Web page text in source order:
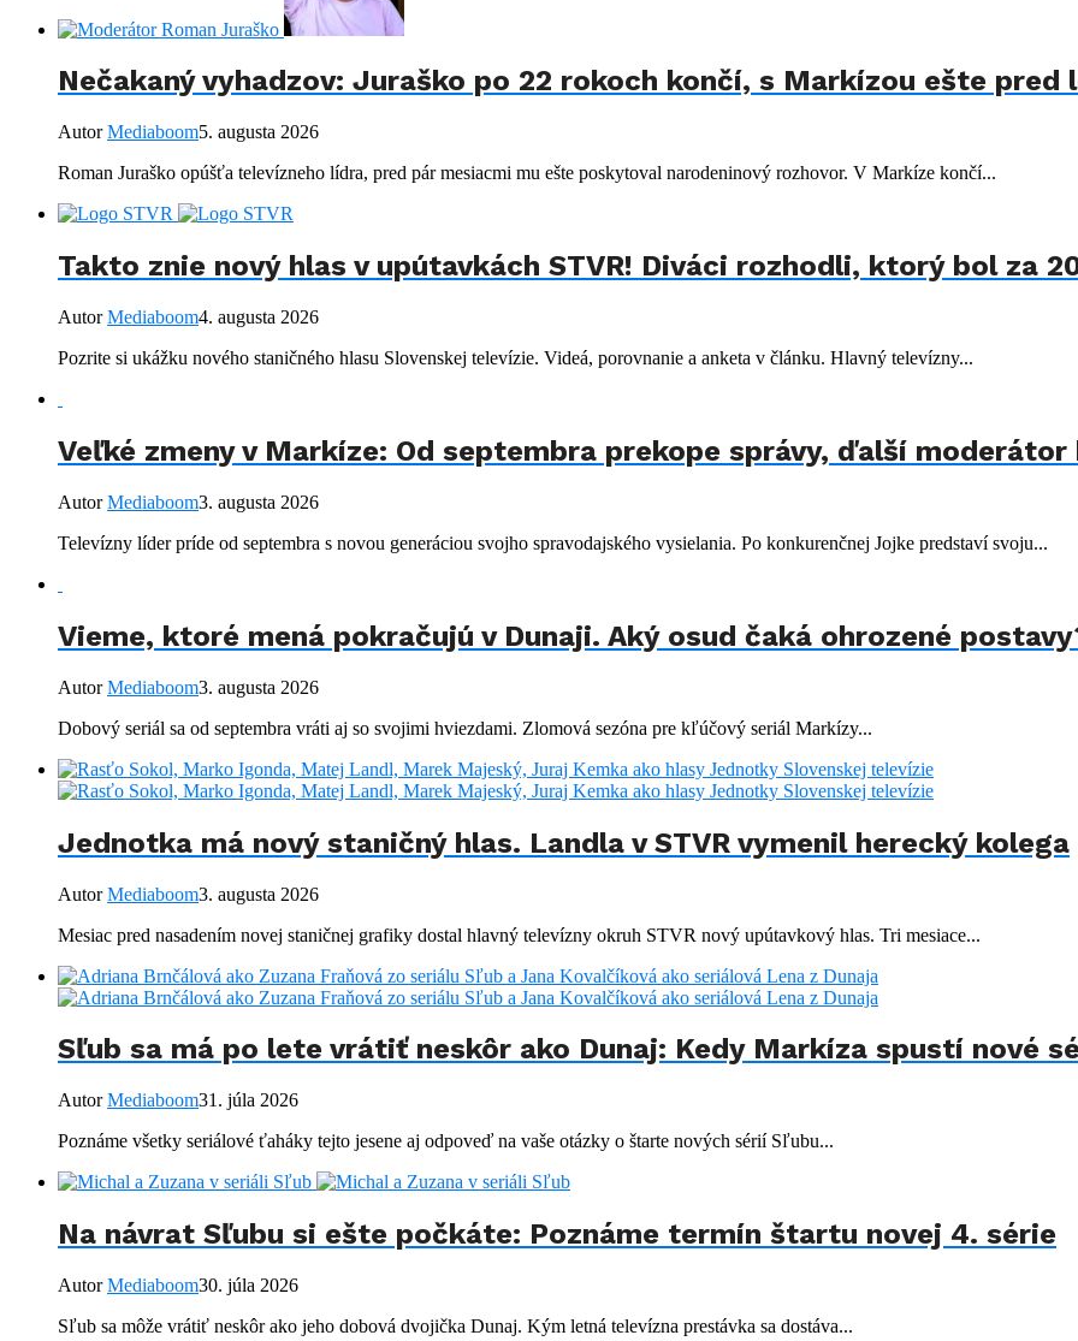
Nečakaný vyhadzov: Juraško po 22 rokoch končí, s Markízou ešte pred
AutorMediaboom5. augusta 2026
Roman Juraško opúšťa televízneho lídra, pred pár mesiacmi mu ešte poskytoval narodeninový rozhovor. V Markíze končí...
Takto znie nový hlas v upútavkách STVR! Diváci rozhodli, ktorý bol za
AutorMediaboom4. augusta 2026
Pozrite si ukážku nového staničného hlasu Slovenskej televízie. Videá, porovnanie a anketa v článku. Hlavný televízny...
Veľké zmeny v Markíze: Od septembra prekope správy, ďalší moderátor
AutorMediaboom3. augusta 2026
Televízny líder príde od septembra s novou generáciou svojho spravodajského vysielania. Po konkurenčnej Jojke predstaví svoju...
Vieme, ktoré mená pokračujú v Dunaji. Aký osud čaká ohrozené
AutorMediaboom3. augusta 2026
Dobový seriál sa od septembra vráti aj so svojimi hviezdami. Zlomová sezóna pre kľúčový seriál Markízy...
Jednotka má nový staničný hlas. Landla v STVR vymenil herecký kolega
AutorMediaboom3. augusta 2026
Mesiac pred nasadením novej staničnej grafiky dostal hlavný televízny okruh STVR nový upútavkový hlas. Tri mesiace...
Sľub sa má po lete vrátiť neskôr ako Dunaj: Kedy Markíza spustí nové
AutorMediaboom31. júla 2026
Poznáme všetky seriálové ťaháky tejto jesene aj odpoveď na vaše otázky o štarte nových sérií Sľubu...
Na návrat Sľubu si ešte počkáte: Poznáme termín štartu novej 4. série
AutorMediaboom30. júla 2026
Sľub sa môže vrátiť neskôr ako jeho dobová dvojička Dunaj. Kým letná televízna prestávka sa dostáva...